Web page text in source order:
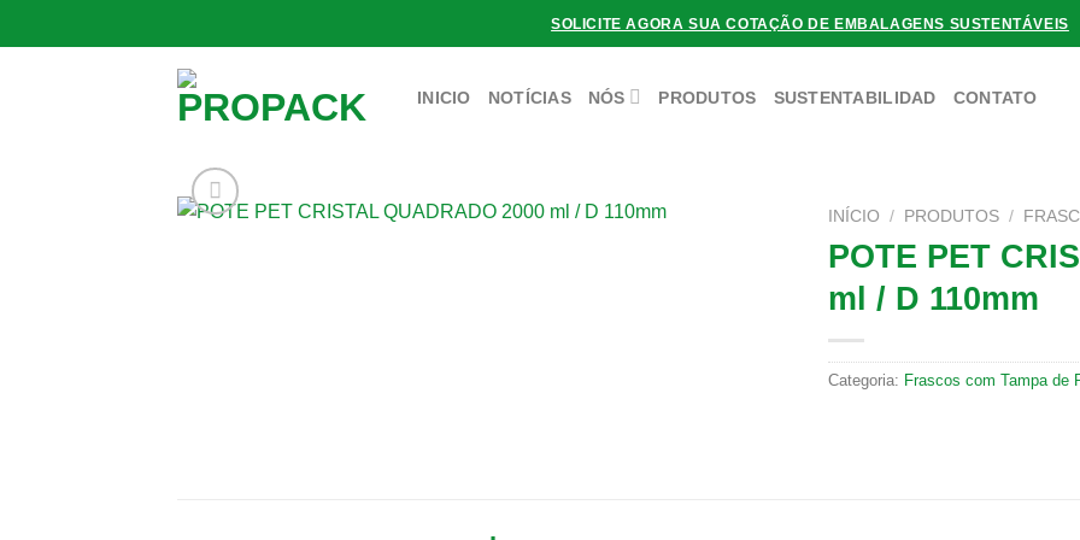
to
SOLICITE AGORA SUA COTAÇÃO DE EMBALAGENS SUSTENTÁVEIS
INICIO NOTÍCIAS NÓS PRODUTOS SUSTENTABILIDAD CONTATO
INÍCIO / PRODUTOS /
POTE PET
ml / D 110mm
Categoria: Frascos com Tampa de